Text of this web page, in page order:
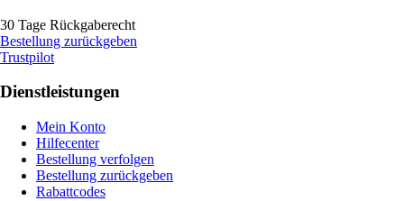
30 Tage Rückgaberecht
Bestellung zurückgeben
Trustpilot
Dienstleistungen
Mein Konto
Hilfecenter
Bestellung verfolgen
Bestellung zurückgeben
Rabattcodes